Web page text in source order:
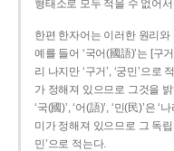
형태소로 모두 적을 수 없어
한편 한자어는 이러한 원리
예를 들어 ‘국어(國語)’는 [구
리 나지만 ‘구거’, ‘궁민’으로
가 정해져 있으므로 그것을
‘국(國)’, ‘어(語)’, ‘민(民)’은 ‘
미가 정해져 있으므로 그 독
민’으로 적는다.